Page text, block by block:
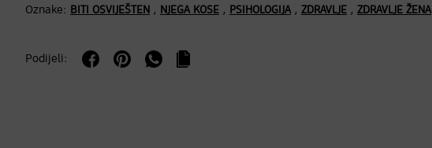
Oznake: BITI OSVIJEŠTEN , NJEGA KOSE , PSIHOLOGIJA, ZDRAVLJE , ZDRAVLJE ŽENA
Podijeli: